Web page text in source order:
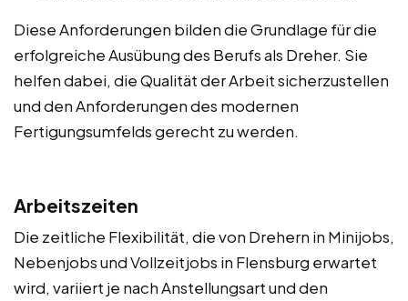
Diese Anforderungen bilden die Grundlage für die
erfolgreiche Ausübung des Berufs als Dreher. Sie
helfen dabei, die Qualität der Arbeit sicherzustellen
und den Anforderungen des modernen
Fertigungsumfelds gerecht zu werden.
Arbeitszeiten
Die zeitliche Flexibilität, die von Drehern in Minijobs,
Nebenjobs und Vollzeitjobs in Flensburg erwartet
wird, variiert je nach Anstellungsart und den